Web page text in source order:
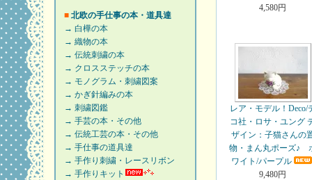
■ 北欧の手仕事の本・道具達
→ 白樺の本
→ 織物の本
→ 伝統刺繍の本
→ クロスステッチの本
→ モノグラム・刺繍図案
→ かぎ針編みの本
→ 刺繍図鑑
→ 手芸の本・その他
→ 伝統工芸の本・その他
→ 手仕事の道具達
→ 手作り刺繍・レースリボン
→ 手作りキット
4,580円
レア・モデル！Deco/
コ社・ロサ・ユング
ザイン：子猫さんの
物・まん丸ポーズ♪
ワイト/パープル
9,480円